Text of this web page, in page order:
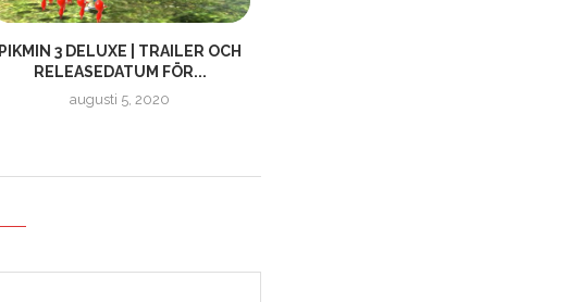
PIKMIN 3 DELUXE | TRAILER OCH
RELEASEDATUM FÖR...
augusti 5, 2020